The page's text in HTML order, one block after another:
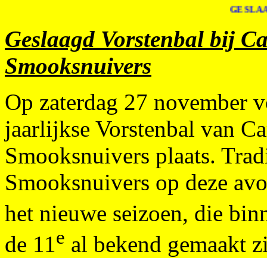
Geslaagd Vorstenbal bij
Smooksnuivers
Op zaterdag 27 november
jaarlijkse Vorstenbal van
Smooksnuivers plaats.
Smooksnuivers op deze
het nieuwe seizoen, die
de 11e al bekend gemaakt